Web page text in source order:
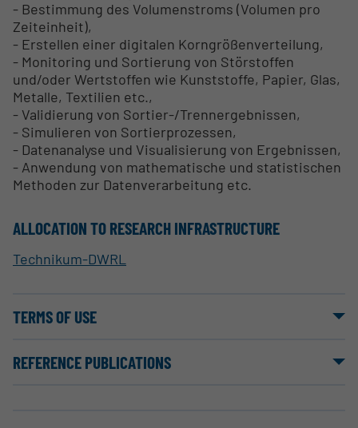
- Bestimmung des Volumenstroms (Volumen pro
Zeiteinheit),
- Erstellen einer digitalen Korngrößenverteilung,
- Monitoring und Sortierung von Störstoffen
und/oder Wertstoffen wie Kunststoffe, Papier, Glas,
Metalle, Textilien etc.,
- Validierung von Sortier-/Trennergebnissen,
- Simulieren von Sortierprozessen,
- Datenanalyse und Visualisierung von Ergebnissen,
- Anwendung von mathematische und statistischen
Methoden zur Datenverarbeitung etc.
ALLOCATION TO RESEARCH INFRASTRUCTURE
Technikum-DWRL
TERMS OF USE
REFERENCE PUBLICATIONS